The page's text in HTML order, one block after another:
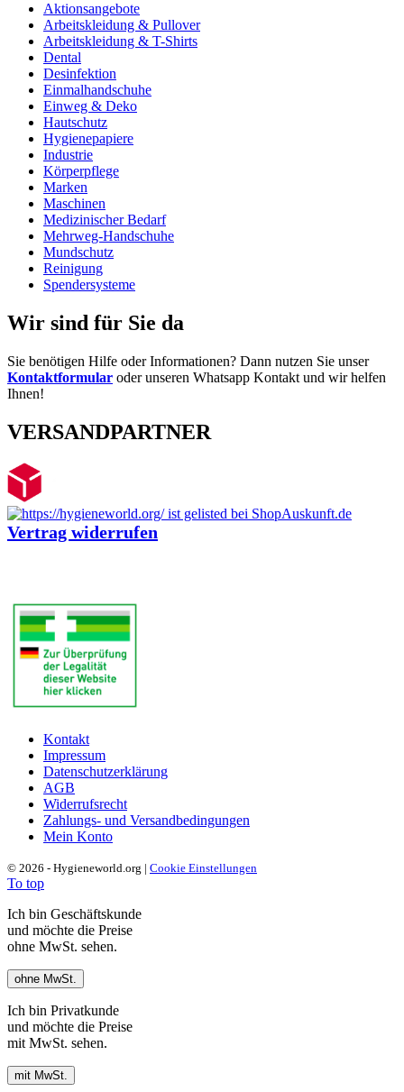
Aktionsangebote
Arbeitskleidung & Pullover
Arbeitskleidung & T-Shirts
Dental
Desinfektion
Einmalhandschuhe
Einweg & Deko
Hautschutz
Hygienepapiere
Industrie
Körperpflege
Marken
Maschinen
Medizinischer Bedarf
Mehrweg-Handschuhe
Mundschutz
Reinigung
Spendersysteme
Wir sind für Sie da
Sie benötigen Hilfe oder Informationen? Dann nutzen Sie unser
Kontaktformular oder unseren Whatsapp Kontakt und wir helfen
Ihnen!
VERSANDPARTNER
Vertrag widerrufen
Kontakt
Impressum
Datenschutzerklärung
AGB
Widerrufsrecht
Zahlungs- und Versandbedingungen
Mein Konto
© 2026 - Hygieneworld.org | Cookie Einstellungen
To top
Ich bin Geschäftskunde
und möchte die Preise
ohne MwSt. sehen.
ohne MwSt.
Ich bin Privatkunde
und möchte die Preise
mit MwSt. sehen.
mit MwSt.